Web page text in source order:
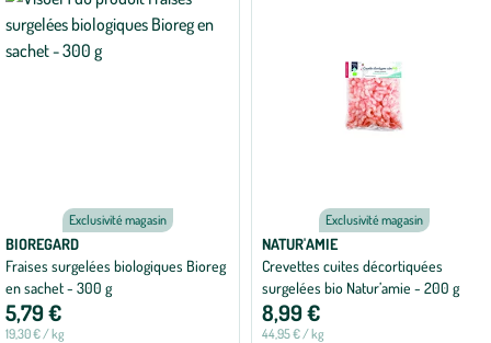
Exclusivité magasin
BIOREGARD
Fraises surgelées biologiques Bioreg
en sachet - 300 g
5,79 €
19,30 € / kg
Exclusivité magasin
NATUR'AMIE
Crevettes cuites décortiquées
surgelées bio Natur’amie - 200 g
8,99 €
44,95 € / kg